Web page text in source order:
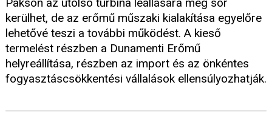
Pakson az utolsó turbina leállására még sor
kerülhet, de az erőmű műszaki kialakítása egyelőre
lehetővé teszi a további működést. A kieső
termelést részben a Dunamenti Erőmű
helyreállítása, részben az import és az önkéntes
fogyasztáscsökkentési vállalások ellensúlyozhatják.